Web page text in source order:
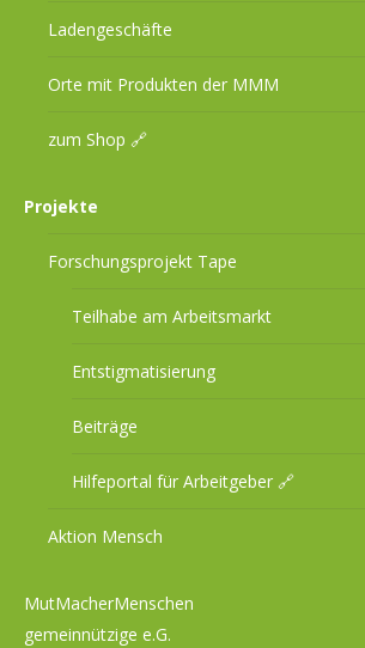
Ladengeschäfte
Orte mit Produkten der MMM
zum Shop 🔗
Projekte
Forschungsprojekt Tape
Teilhabe am Arbeitsmarkt
Entstigmatisierung
Beiträge
Hilfeportal für Arbeitgeber 🔗
Aktion Mensch
MutMacherMenschen
gemeinnützige e.G.